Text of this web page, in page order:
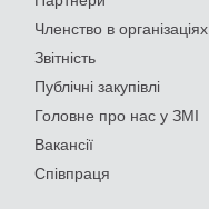
Членство в організаціях
Звітність
Публічні закупівлі
Головне про нас у ЗМІ
Вакансії
Співпраця